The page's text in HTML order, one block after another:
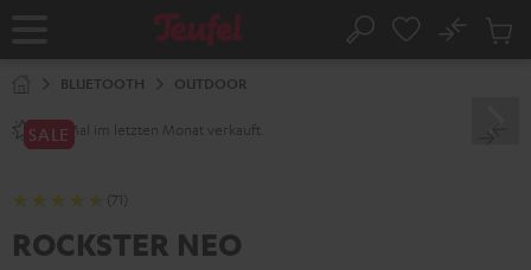
Startseite Suche
No
BLUETOOTH OUTDOOR
250+Mal im letzten Monat verkauft.
SALE
(71)
ROCKSTER NEO